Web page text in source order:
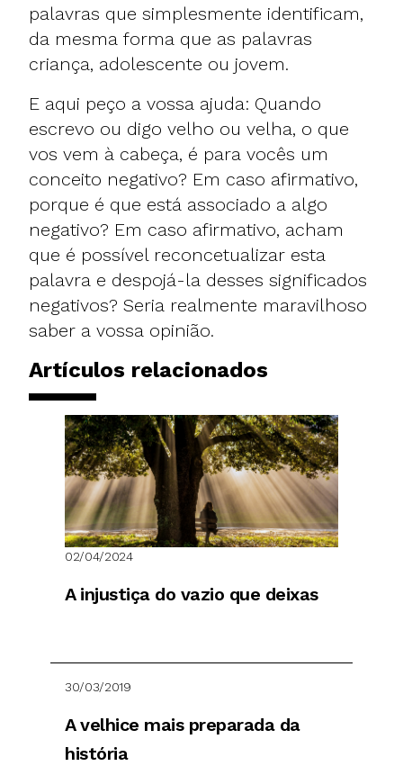
palavras que simplesmente identificam,
da mesma forma que as palavras
criança, adolescente ou jovem.
E aqui peço a vossa ajuda: Quando
escrevo ou digo velho ou velha, o que
vos vem à cabeça, é para vocês um
conceito negativo? Em caso afirmativo,
porque é que está associado a algo
negativo? Em caso afirmativo, acham
que é possível reconcetualizar esta
palavra e despojá-la desses significados
negativos? Seria realmente maravilhoso
saber a vossa opinião.
Artículos relacionados
02/04/2024
A injustiça do vazio que deixas
30/03/2019
A velhice mais preparada da
história